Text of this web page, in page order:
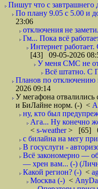
Пишут что с завтрашнего
По плану 9.05 с 5.00 и
23:06
отключения не
Гм... Пока всё
Интернет
[43] 09-05-2026
У меня СМС не
Всё штатно. С
Планов по отключению
2026 09:14
У мегафона
и БиЛайне норм. (-) <
ну, кто был
Ага... Ну конечно
< s-weather> [65]
с билайна на мегу
В госуслуги -
Всё закономерно —
— хрен вам... (-)
Какой регион? (-) <
Москва (-) <